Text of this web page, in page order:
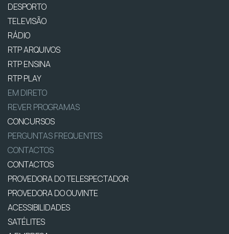
DESPORTO
TELEVISÃO
RÁDIO
RTP ARQUIVOS
RTP ENSINA
RTP PLAY
EM DIRETO
REVER PROGRAMAS
CONCURSOS
PERGUNTAS FREQUENTES
CONTACTOS
CONTACTOS
PROVEDORA DO TELESPECTADOR
PROVEDORA DO OUVINTE
ACESSIBILIDADES
SATÉLITES